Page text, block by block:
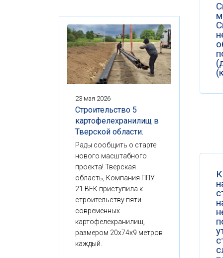
23 мая 2026
Строительство 5
картофелехранилищ в
Тверской области.
Рады сообщить о старте
нового масштабного
проекта! Тверская
область, Компания ППУ
21 ВЕК приступила к
строительству пяти
современных
картофелехранилищ,
размером 20x74x9 метров
каждый.